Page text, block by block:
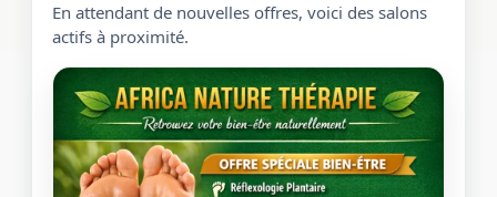
En attendant de nouvelles offres, voici des salons
actifs à proximité.